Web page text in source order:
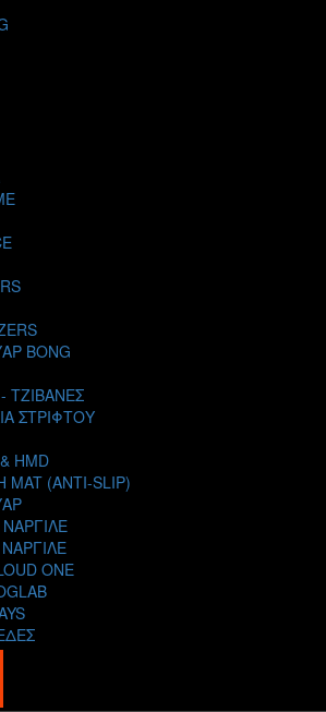
ZOO
BONG
ΤΖΙΒΑΝΕΣ
ΣΤΡΙΦΤΟΥ
HMD
MAT (ANTI-SLIP)
ONE